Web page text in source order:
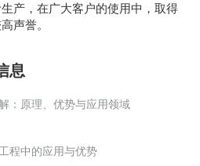
产，在广大客户的使用中，取得
声誉。
息
：原理、优势与应用领域
程中的应用与优势